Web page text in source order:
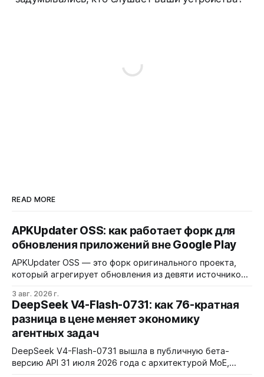
READ MORE
APKUpdater OSS: как работает форк для
обновления приложений вне Google Play
APKUpdater OSS — это форк оригинального проекта,
который агрегирует обновления из девяти источников,
установку через Session Installer, Root или Shizuku, но
требует ручной проверки безопасности APK и зависит
от качества метаданных в источниках.
3 авг. 2026 г.
DeepSeek V4-Flash-0731: как 76-кратная
разница в цене меняет экономику
агентных задач
DeepSeek V4-Flash-0731 вышла в публичную бета-
версию API 31 июля 2026 года с архитектурой MoE,